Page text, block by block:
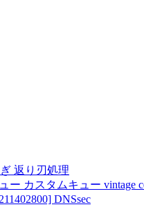
返り刃処理
ー カスタムキュー vintage
DNSsec